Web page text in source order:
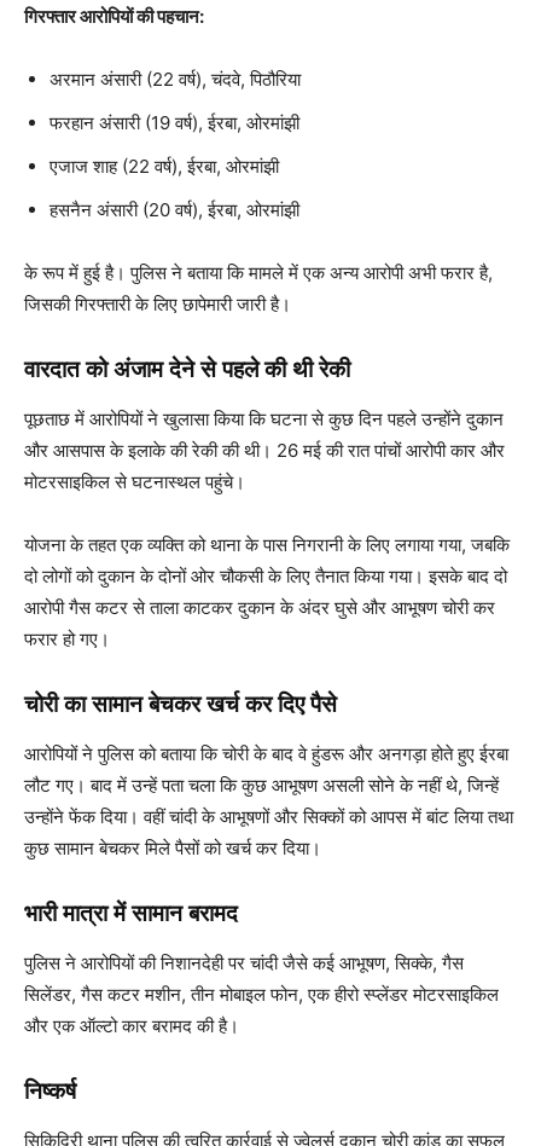
गिरफ्तार आरोपियों की पहचान:
अरमान अंसारी (22 वर्ष), चंदवे, पिठौरिया
फरहान अंसारी (19 वर्ष), ईरबा, ओरमांझी
एजाज शाह (22 वर्ष), ईरबा, ओरमांझी
हसनैन अंसारी (20 वर्ष), ईरबा, ओरमांझी
के रूप में हुई है। पुलिस ने बताया कि मामले में एक अन्य आरोपी अभी फरार है,
जिसकी गिरफ्तारी के लिए छापेमारी जारी है।
वारदात को अंजाम देने से पहले की थी रेकी
पूछताछ में आरोपियों ने खुलासा किया कि घटना से कुछ दिन पहले उन्होंने दुकान
और आसपास के इलाके की रेकी की थी। 26 मई की रात पांचों आरोपी कार और
मोटरसाइकिल से घटनास्थल पहुंचे।
योजना के तहत एक व्यक्ति को थाना के पास निगरानी के लिए लगाया गया, जबकि
दो लोगों को दुकान के दोनों ओर चौकसी के लिए तैनात किया गया। इसके बाद दो
आरोपी गैस कटर से ताला काटकर दुकान के अंदर घुसे और आभूषण चोरी कर
फरार हो गए।
चोरी का सामान बेचकर खर्च कर दिए पैसे
आरोपियों ने पुलिस को बताया कि चोरी के बाद वे हुंडरू और अनगड़ा होते हुए ईरबा
लौट गए। बाद में उन्हें पता चला कि कुछ आभूषण असली सोने के नहीं थे, जिन्हें
उन्होंने फेंक दिया। वहीं चांदी के आभूषणों और सिक्कों को आपस में बांट लिया तथा
कुछ सामान बेचकर मिले पैसों को खर्च कर दिया।
भारी मात्रा में सामान बरामद
पुलिस ने आरोपियों की निशानदेही पर चांदी जैसे कई आभूषण, सिक्के, गैस
सिलेंडर, गैस कटर मशीन, तीन मोबाइल फोन, एक हीरो स्प्लेंडर मोटरसाइकिल
और एक ऑल्टो कार बरामद की है।
निष्कर्ष
सिकिदिरी थाना पुलिस की त्वरित कार्रवाई से ज्वेलर्स दुकान चोरी कांड का सफल